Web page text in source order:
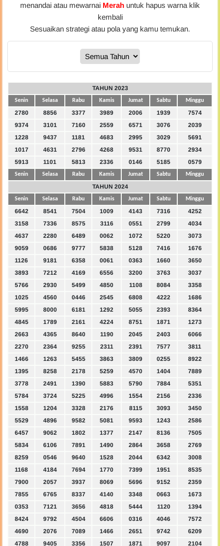
menandai atau mewarnai Merah untuk hapus warna klik
kembali
Sesuaikan strategi atau pola yang kamu temukan.
TAHUN 2023
Senin Selasa Rabu Kamis Jumat Sabtu Minggu
2780 8856 3377 3989 2006 1939
7574
9374
3101 7160 2559 6571 3076
2039
1228
9437 1181 4683 2995 3029
5691
1017
4631 2796 4268 9531 8770
2934
5913
1101 5813 2336 0146 5185 0579
Senin Selasa Rabu Kamis Jumat Sabtu Minggu
TAHUN 2024
Senin Selasa Rabu Kamis Jumat Sabtu Minggu
6642 8541 7504 1009 4143 7316
4252
3158
7336 8575 3116 0551 2799
4034
4637
2280 6489 0062 1072 5220
3073
9059
0686 9777 5838 5128 7416
1676
1126
9181 6358 0061 0363 1660
3650
3893
7212 4169 6556 3200 3763
3037
5766
2930 5499 4850 1108 8084
3358
1025
4560 0446 2545 6808 4222
1686
5995
8000 6181 1292 5055 2393
8364
4845
1789 2161 4224 8751 1871
1273
2663
4365 8640 1190 2045 2403
6066
2270
2364 9255 2311 2391 7577
3811
1466
1263 5455 3863 3809 0255
8922
1395
8258 2178 5259 4570 1404
7889
3778
2491 1390 5883 5790 7884
5351
5784
3724 5225 4996 1554 2156
2336
1558
1204 3328 2176 8115 3093
3450
5529
4896 9582 5081 9593 1243
2586
6457
9062 1802 1377 2147 8136
7505
5834
6106 7891 1490 2864 3658
2769
8259
0546 9640 1528 2044 6342
3008
1168
4184 7694 1770 7399 1951
8535
7900
2057 3937 8069 5696 9152
2359
7855
6765 8337 4140 3348 0663
1673
0353
7121 3656 4818 5444 1120
1394
8424
9792 4504 6606 0316 4046
7572
4690
2076 7089 1466 2651 9742
6209
4788
9405 3356 1507 1871 9097 2104